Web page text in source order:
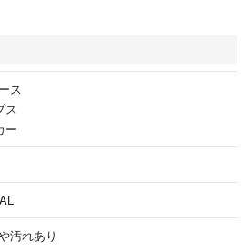
や傷・使用感などが見られますが、目立つ
の良いお品です。
ス
ス
ー
汚れあり